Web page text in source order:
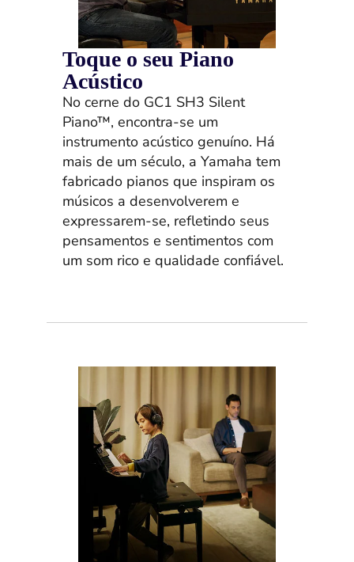
Toque o seu Piano
Acústico
No cerne do GC1 SH3 Silent
Piano™, encontra-se um
instrumento acústico genuíno. Há
mais de um século, a Yamaha tem
fabricado pianos que inspiram os
músicos a desenvolverem e
expressarem-se, refletindo seus
pensamentos e sentimentos com
um som rico e qualidade confiável.